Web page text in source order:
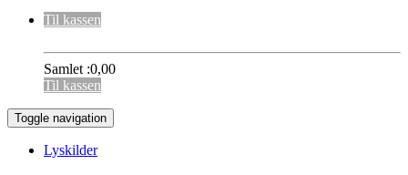
Til kassen
Samlet :0,00
Til kassen
Toggle navigation
Lyskilder